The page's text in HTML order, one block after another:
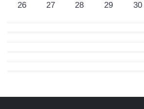
26
27 28 29 30